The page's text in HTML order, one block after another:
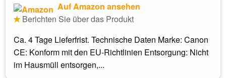
Auf Amazon ansehen
Berichten Sie über das Produkt
Ca. 4 Tage Lieferfrist. Technische Daten Marke: Canon
CE: Konform mit den EU-Richtlinien Entsorgung: Nicht
im Hausmüll entsorgen,...